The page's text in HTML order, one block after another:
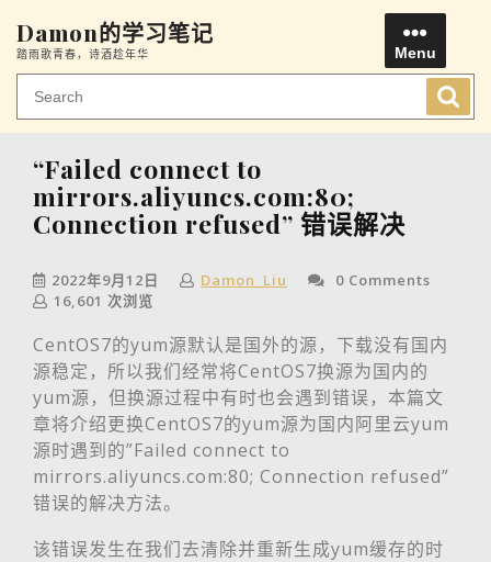
to
content
Damon的学习笔记
踏雨歌青春，诗酒趁年华 Menu
“Failed connect to
mirrors.aliyuncs.com:80;
Connection refused” 错误解决
2022年9月12日 Damon_Liu
0 Comments
16,601 次浏览
CentOS7的yum源默认是国外的源，下载没有国内
源稳定，所以我们经常将CentOS7换源为国内的
yum源，但换源过程中有时也会遇到错误，本篇文
章将介绍更换CentOS7的yum源为国内阿里云yum
源时遇到的”Failed connect to
mirrors.aliyuncs.com:80; Connection refused”
错误的解决方法。
该错误发生在我们去清除并重新生成yum缓存的时